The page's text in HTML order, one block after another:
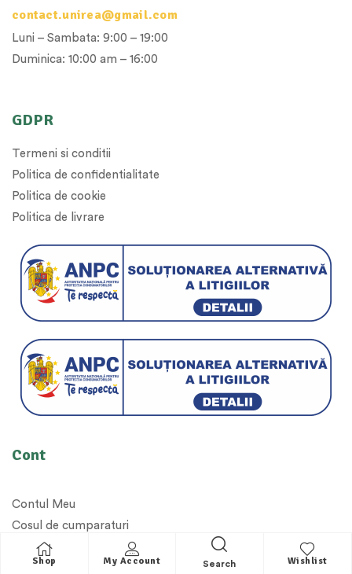
Shop My Account Search Wishlist
GDPR
Termeni si conditii
Politica de confidentialitate
Politica de cookie
Politica de livrare
Cont
Contul Meu
Cosul de cumparaturi
Magazin Online
contact.unirea@gmail.com
Luni – Sambata: 9:00 – 19:00
Duminica: 10:00 am – 16:00